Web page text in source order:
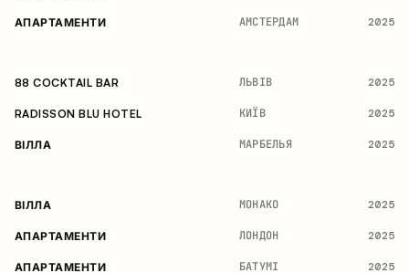
АПАРТАМЕНТИ АМСТЕРДАМ 2025
88 COCKTAIL BAR ЛЬВІВ 2025
RADISSON BLU HOTEL КИЇВ 2025
ВІЛЛА МАРБЕЛЬЯ 2025
ВІЛЛА МОНАКО 2025
АПАРТАМЕНТИ ЛОНДОН 2025
АПАРТАМЕНТИ БАТУМІ 2025